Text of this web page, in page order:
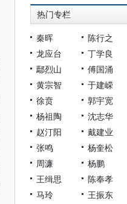
热门专栏
秦晖 陈行之
龙应台
丁学良
鄢烈山
傅国涌
黄宗智
于建嵘
徐贲
郭宇宽
杨祖陶
沈志华
赵汀阳
戴建业
张鸣
杨奎松
周濂
杨鹏
王缉思
陈奉孝
马玲
王振东